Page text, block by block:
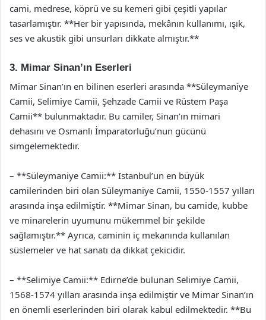
cami, medrese, köprü ve su kemeri gibi çeşitli yapılar
tasarlamıştır. **Her bir yapısında, mekânın kullanımı, ışık,
ses ve akustik gibi unsurları dikkate almıştır.**
3. Mimar Sinan’ın Eserleri
Mimar Sinan’ın en bilinen eserleri arasında **Süleymaniye
Camii, Selimiye Camii, Şehzade Camii ve Rüstem Paşa
Camii** bulunmaktadır. Bu camiler, Sinan’ın mimari
dehasını ve Osmanlı İmparatorluğu’nun gücünü
simgelemektedir.
– **Süleymaniye Camii:** İstanbul’un en büyük
camilerinden biri olan Süleymaniye Camii, 1550-1557 yılları
arasında inşa edilmiştir. **Mimar Sinan, bu camide, kubbe
ve minarelerin uyumunu mükemmel bir şekilde
sağlamıştır.** Ayrıca, caminin iç mekanında kullanılan
süslemeler ve hat sanatı da dikkat çekicidir.
– **Selimiye Camii:** Edirne’de bulunan Selimiye Camii,
1568-1574 yılları arasında inşa edilmiştir ve Mimar Sinan’ın
en önemli eserlerinden biri olarak kabul edilmektedir. **Bu